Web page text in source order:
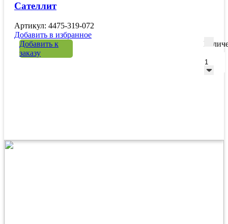
Сателлит
Артикул: 4475-319-072
Добавить в избранное
Добавить к
заказу